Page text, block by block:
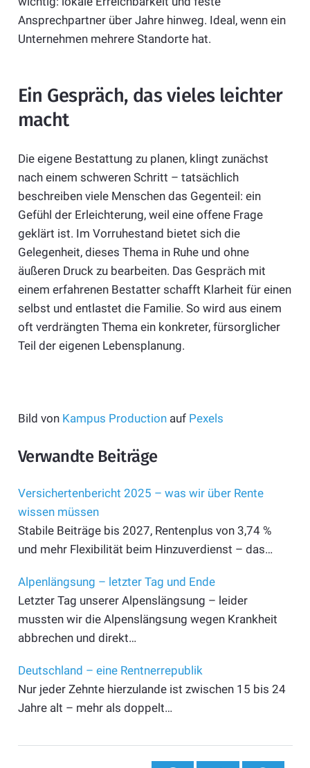
Ansprechpartner über Jahre hinweg. Ideal, wenn ein
Unternehmen mehrere Standorte hat.
Ein Gespräch, das vieles leichter
macht
Die eigene Bestattung zu planen, klingt zunächst
nach einem schweren Schritt – tatsächlich
beschreiben viele Menschen das Gegenteil: ein
Gefühl der Erleichterung, weil eine offene Frage
geklärt ist. Im Vorruhestand bietet sich die
Gelegenheit, dieses Thema in Ruhe und ohne
äußeren Druck zu bearbeiten. Das Gespräch mit
einem erfahrenen Bestatter schafft Klarheit für einen
selbst und entlastet die Familie. So wird aus einem
oft verdrängten Thema ein konkreter, fürsorglicher
Teil der eigenen Lebensplanung.
Bild von Kampus Productionauf Pexels
Verwandte Beiträge
Versichertenbericht 2025 – was wir über Rente
wissen müssen
Stabile Beiträge bis 2027, Rentenplus von 3,74 %
und mehr Flexibilität beim Hinzuverdienst – das…
Alpenlängsung – letzter Tag und Ende
Letzter Tag unserer Alpenslängsung – leider
mussten wir die Alpenslängsung wegen Krankheit
abbrechen und direkt…
Deutschland – eine Rentnerrepublik
Nur jeder Zehnte hierzulande ist zwischen 15 bis 24
Jahre alt – mehr als doppelt…